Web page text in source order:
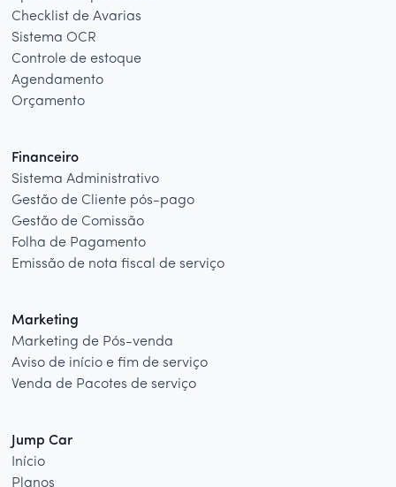
Checklist de Avarias
Sistema OCR
Controle de estoque
Agendamento
Orçamento
Financeiro
Sistema Administrativo
Gestão de Cliente pós-pago
Gestão de Comissão
Folha de Pagamento
Emissão de nota fiscal de serviço
Marketing
Marketing de Pós-venda
Aviso de início e fim de serviço
Venda de Pacotes de serviço
Jump Car
Início
Planos